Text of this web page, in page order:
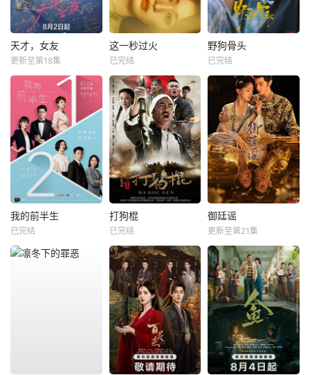
天才，女友
更新至第18集
这一秒过火
已完结
野狗骨头
已完结
我的前半生
已完结
打狗棍
已完结
御廷谣
更新至第21集